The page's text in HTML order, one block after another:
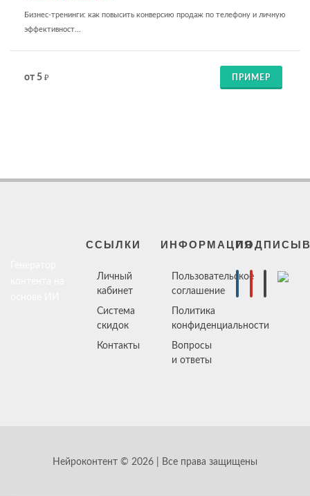
Бизнес-тренинги: как повысить конверсию продаж по телефону и личную
эффективност...
от 5 ₽ ПРИМЕР
ССЫЛКИ
Личный
кабинет
Система
скидок
Контакты
ИНФОРМАЦИЯ
Пользовательское
соглашение
Политика
конфиденциальности
Вопросы
и ответы
Нейроконтент © 2026 | Все права защищены